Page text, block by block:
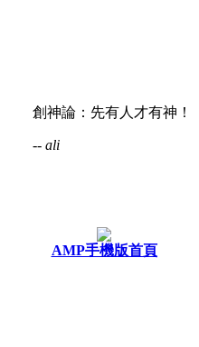
創神論：先有人才有神！
-- ali
AMP手機版首頁